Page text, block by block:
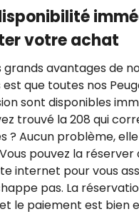
votre achat
grands avantages de
est que toutes nos
sont disponibles
trouvé la 208 qui
? Aucun problème,
pouvez la
internet pour vous
pas. La
le paiement est bien